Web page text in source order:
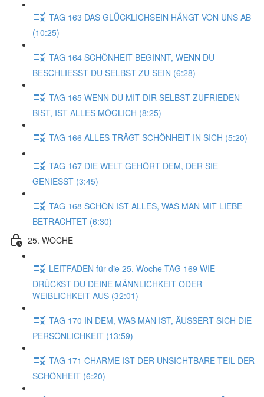
TAG 163 DAS GLÜCKLICHSEIN HÄNGT VON UNS AB
(10:25)
TAG 164 SCHÖNHEIT BEGINNT, WENN DU
BESCHLIESST DU SELBST ZU SEIN (6:28)
TAG 165 WENN DU MIT DIR SELBST ZUFRIEDEN
BIST, IST ALLES MÖGLICH (8:25)
TAG 166 ALLES TRÄGT SCHÖNHEIT IN SICH (5:20)
TAG 167 DIE WELT GEHÖRT DEM, DER SIE
GENIESST (3:45)
TAG 168 SCHÖN IST ALLES, WAS MAN MIT LIEBE
BETRACHTET (6:30)
25. WOCHE
LEITFADEN für die 25. Woche TAG 169 WIE
DRÜCKST DU DEINE MÄNNLICHKEIT ODER
WEIBLICHKEIT AUS (32:01)
TAG 170 IN DEM, WAS MAN IST, ÄUSSERT SICH DIE
PERSÖNLICHKEIT (13:59)
TAG 171 CHARME IST DER UNSICHTBARE TEIL DER
SCHÖNHEIT (6:20)